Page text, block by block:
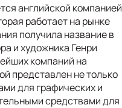
английской компанией
работает на рынке
получила название в
и художника Генри
компаний на
представлен не только
для графических и
средствами для